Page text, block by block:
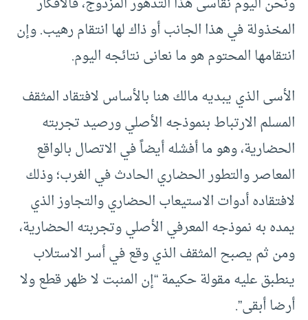
المخذولة في هذا الجانب أو ذاك لها انتقام رهيب. وإن
انتقامها المحتوم هو ما نعانى نتائجه اليوم.
الأسى الذي يبديه مالك هنا بالأساس لافتقاد المثقف
المسلم الارتباط بنموذجه الأصلي ورصيد تجربته
الحضارية، وهو ما أفشله أيضاً في الاتصال بالواقع
المعاصر والتطور الحضاري الحادث في الغرب؛ وذلك
لافتقاده أدوات الاستيعاب الحضاري والتجاوز الذي
يمده به نموذجه المعرفي الأصلي وتجربته الحضارية،
ومن ثم يصبح المثقف الذي وقع في أسر الاستلاب
ينطبق عليه مقولة حكيمة “إن المنبت لا ظهر قطع ولا
أرضا أبقى”.